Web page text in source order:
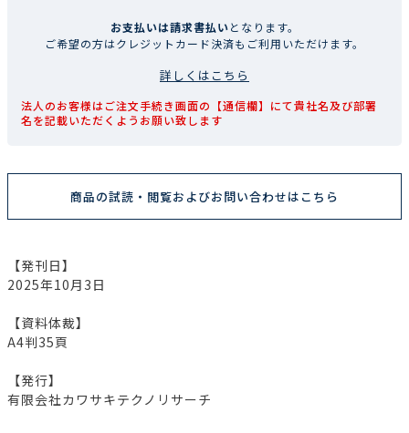
お支払いは請求書払いとなります。
ご希望の方はクレジットカード決済もご利用いただけます。
詳しくはこちら
法人のお客様はご注文手続き画面の【通信欄】にて貴社名及び部署
名を記載いただくようお願い致します
商品の試読・閲覧およびお問い合わせはこちら
【発刊日】
2025年10月3日
【資料体裁】
A4判35頁
【発行】
有限会社カワサキテクノリサーチ